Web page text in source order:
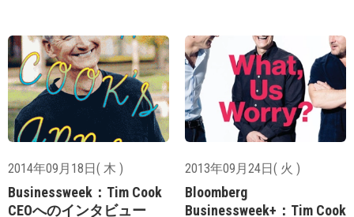
2014年09月18日( 木 )
Businessweek：Tim Cook
CEOへのインタビュー
2013年09月24日( 火 )
Bloomberg
Businessweek+：Tim Cook